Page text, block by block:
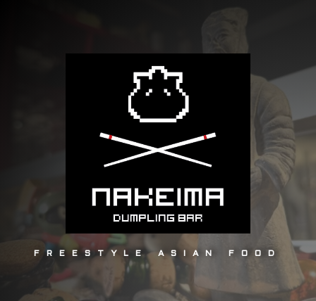
FREESTYLE ASIAN FOOD